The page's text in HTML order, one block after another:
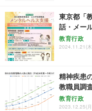
東京都「
話・メー
教育行政
2024.11.21(
精神疾患
教職員調
教育行政
2023.12.25(